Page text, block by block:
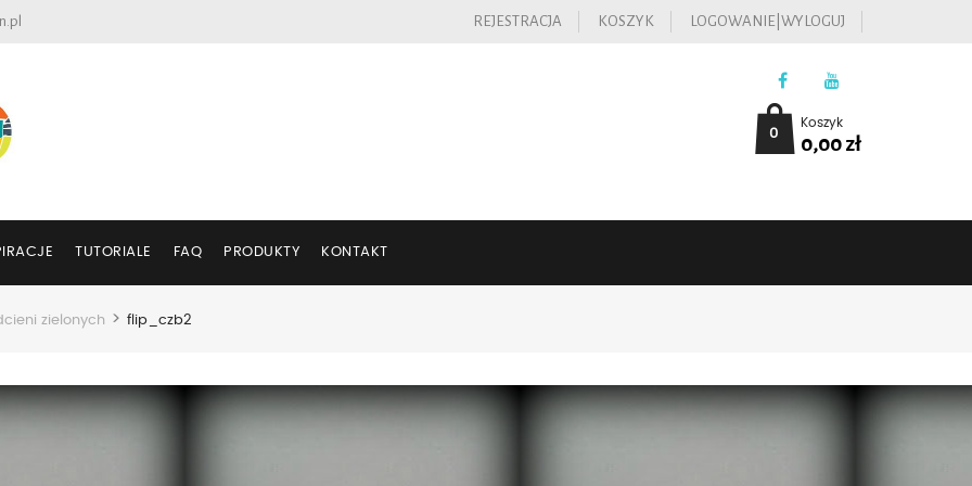
REJESTRACJA KOSZYK LOGOWANIE|WYLOGUJ
Koszyk
0,00zł
0
TUTORIALE FAQ PRODUKTY KONTAKT
zielonych > flip_czb2